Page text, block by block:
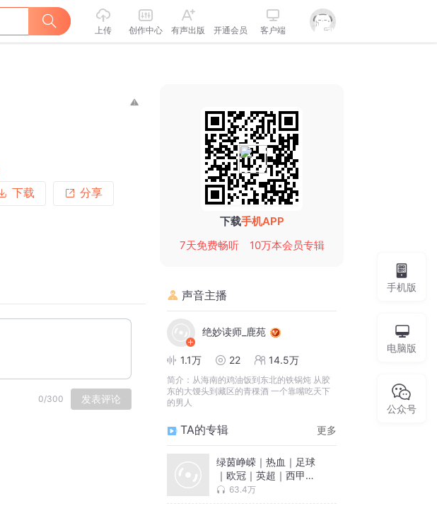
上传 创作中心 有声出版 开通会员 客户端
下载 分享
0/300 发表评论
下载手机APP
7天免费畅听
10万本会员专辑
声音主播
绝妙读师_鹿苑
1.1万 22 14.5万
简介： 从海南的鸡油饭到东北的铁锅炖 从胶
东的大馒头到藏区的青稞酒 一个靠嘴吃天下
的男人
TA的专辑 更多
绿茵峥嵘｜热血｜足球
｜欧冠｜英超｜西甲｜
意甲｜林海听涛｜多人
63.4万
手机版
电脑版
公众号